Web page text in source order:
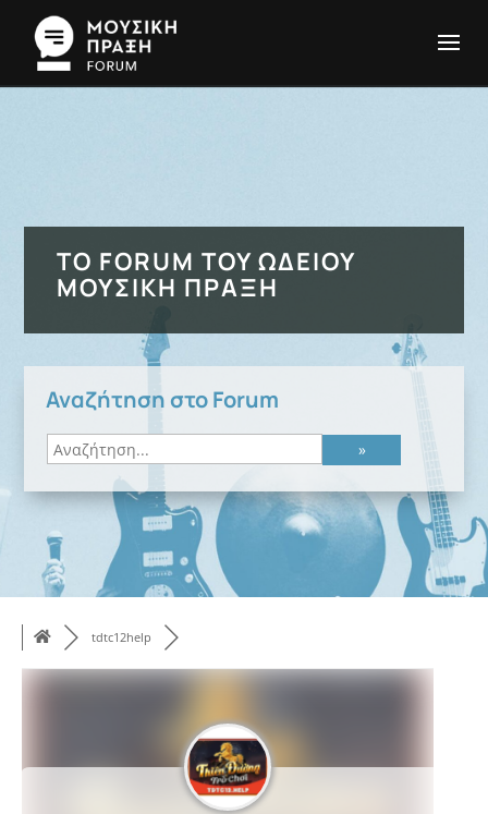
ΤΟ FORUM ΤΟΥ ΩΔΕΊΟΥ
ΜΟΥΣΙΚΉ ΠΡΆΞΗ
Αναζήτηση στο Forum
tdtc12help